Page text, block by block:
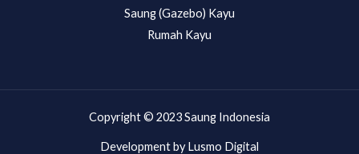
Saung (Gazebo) Kayu
Rumah Kayu
Copyright © 2023 Saung Indonesia
Development by Lusmo Digital